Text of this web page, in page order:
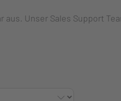
Unser Sales Support